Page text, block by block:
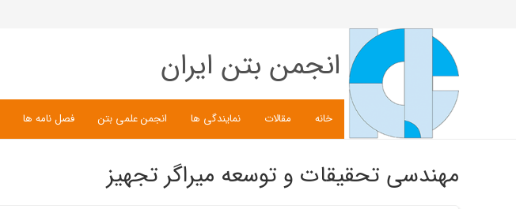
انجمن بتن ایران
خانه مقالات نمایندگی ها انجمن علمی بتن فصل نامه ها
مهندسی تحقیقات و توسعه میراگر تجهیز